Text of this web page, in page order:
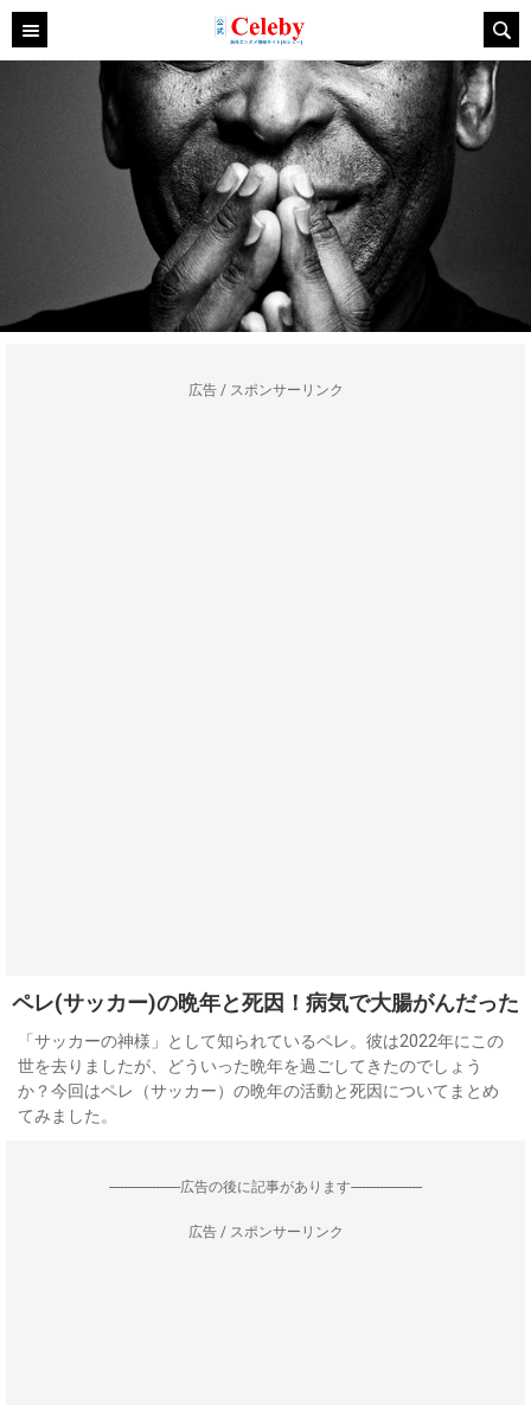
広告 / スポンサーリンク
ペレ(サッカー)の晩年と死因！病気で大腸がんだった
「サッカーの神様」として知られているペレ。彼は2022年にこの
世を去りましたが、どういった晩年を過ごしてきたのでしょう
か？今回はペレ（サッカー）の晩年の活動と死因についてまとめ
てみました。
--------------------広告の後に記事があります--------------------
広告 / スポンサーリンク